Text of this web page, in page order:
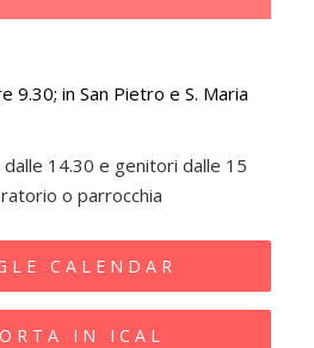
9.30; in San Pietro e S. Maria
14.30 e genitori dalle 15
o parrocchia
CALENDAR
IN ICAL